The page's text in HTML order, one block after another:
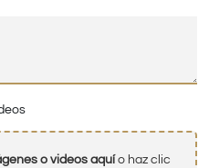
o videos aquío haz clic